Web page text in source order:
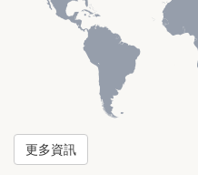
更多資訊